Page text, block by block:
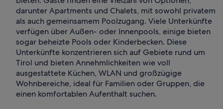
darunter Apartments und Chalets, mit sowohl privatem
als auch gemeinsamem Poolzugang. Viele Unterkünfte
verfügen über Außen- oder Innenpools, einige bieten
sogar beheizte Pools oder Kinderbecken. Diese
Unterkünfte konzentrieren sich auf Gebiete rund um
Tirol und bieten Annehmlichkeiten wie voll
ausgestattete Küchen, WLAN und großzügige
Wohnbereiche, ideal für Familien oder Gruppen, die
einen komfortablen Aufenthalt suchen.